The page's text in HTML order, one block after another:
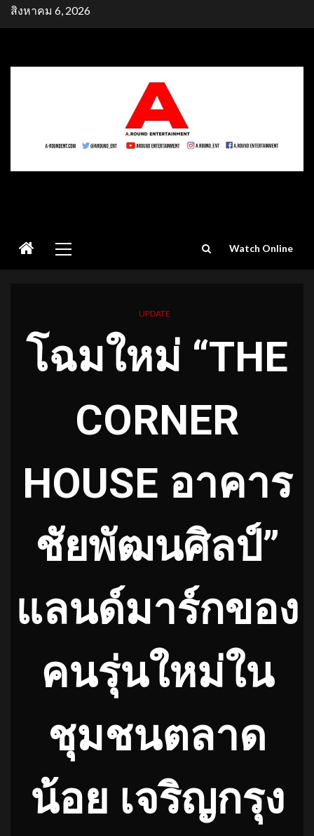
Skipสิงหาคม 6, 2026
Menu
Watch Online
UPDATE
โฉมใหม่ “THE
CORNER
HOUSE อาคาร
ชัยพัฒนศิลป์”
แลนด์มาร์กของ
คนรุ่นใหม่ใน
ชุมชนตลาด
น้อย เจริญกรุง